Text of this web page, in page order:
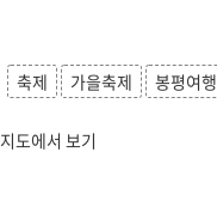
축제 가을축제 봉평여행
지도에서 보기